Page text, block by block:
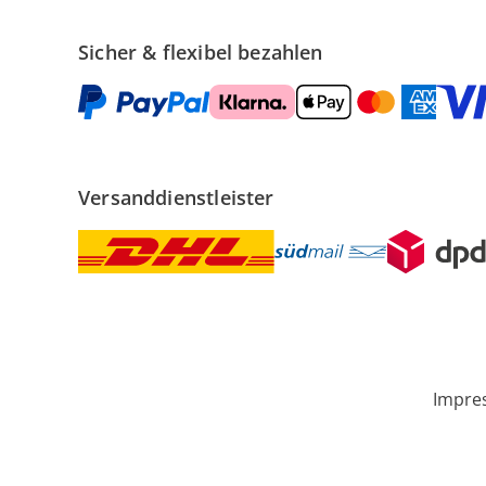
Sicher & flexibel bezahlen
Versanddienstleister